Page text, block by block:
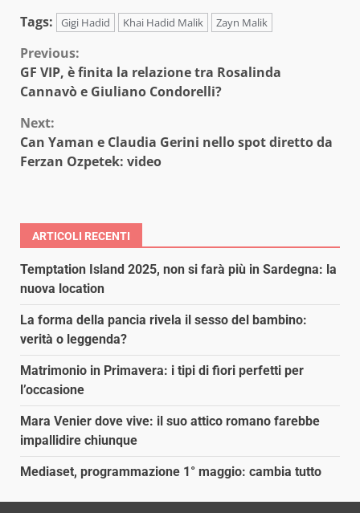
Tags:
Gigi Hadid Khai Hadid Malik Zayn Malik
Continue
Reading
Previous:
GF VIP, è finita la relazione tra Rosalinda
Cannavò e Giuliano Condorelli?
Next:
Can Yaman e Claudia Gerini nello spot diretto da
Ferzan Ozpetek: video
ARTICOLI RECENTI
Temptation Island 2025, non si farà più in Sardegna: la
nuova location
La forma della pancia rivela il sesso del bambino:
verità o leggenda?
Matrimonio in Primavera: i tipi di fiori perfetti per
l’occasione
Mara Venier dove vive: il suo attico romano farebbe
impallidire chiunque
Mediaset, programmazione 1° maggio: cambia tutto